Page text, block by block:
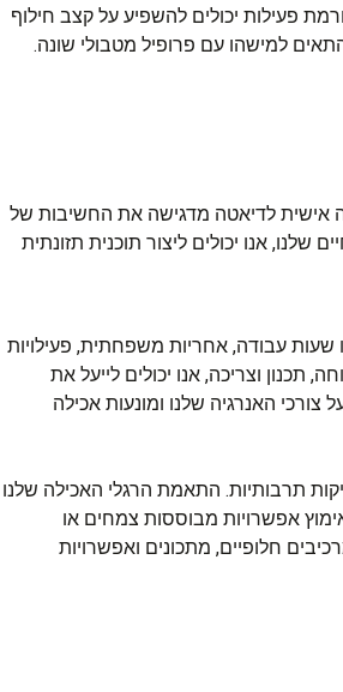
פעילות יכולים להשפיע על קצב חילוף
למישהו עם פרופיל מטבולי שונה.
אישית לדיאטה מדגישה את החשיבות של
אנו יכולים ליצור תוכנית תזונתית
עבודה, אחריות משפחתית, פעילויות
תכנון וצריכה, אנו יכולים לייעל את
האנרגיה שלנו ומונעות אכילה
תרבותיות. התאמת הרגלי האכילה שלנו
אפשרויות מבוססות צמחים או
חלופיים, מתכונים ואפשרויות